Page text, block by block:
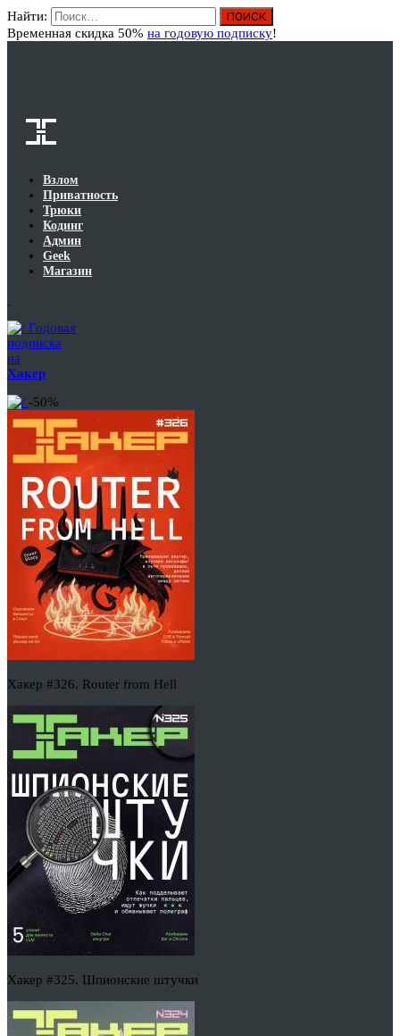
Найти:
Временная скидка 50% на годовую подписку!
Взлом
Приватность
Трюки
Кодинг
Админ
Geek
Магазин
Годовая
подписка
на
Хакер
-50%
Хакер #326. Router from Hell
Хакер #325. Шпионские штучки